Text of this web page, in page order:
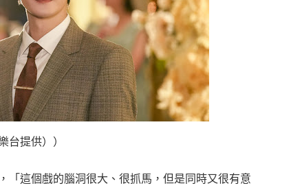
台提供））
「這個戲的腦洞很大、很抓馬，但是同時又很有意